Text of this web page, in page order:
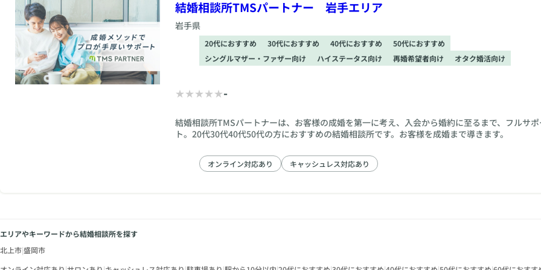
結婚相談所TMSパートナー 岩手エリア
岩手県
20代におすすめ 30代におすすめ 40代におすすめ
50代におすすめ
シングルマザー・ファザー向け
ハイステータス向け 再婚希望者向け オタク婚活向け
-
結婚相談所TMSパートナーは、お客様の成婚を第一に考え、入会から婚約に至るまで、フルサポ
ト。20代30代40代50代の方におすすめの結婚相談所です。お客様を成婚まで導きます。
オンライン対応あり キャッシュレス対応あり
エリアやキーワードから結婚相談所を探す
北上市|盛岡市